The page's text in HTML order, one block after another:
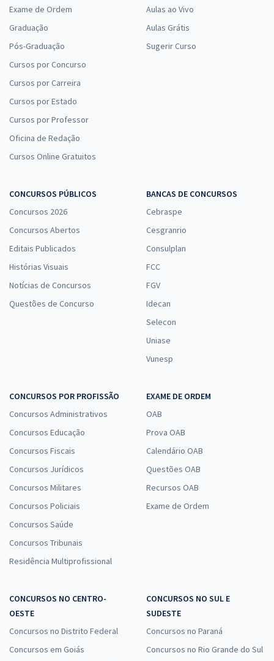
Exame de Ordem
Graduação
Pós-Graduação
Cursos por Concurso
Cursos por Carreira
Cursos por Estado
Cursos por Professor
Oficina de Redação
Cursos Online Gratuitos
Aulas ao Vivo
Aulas Grátis
Sugerir Curso
CONCURSOS PÚBLICOS
Concursos 2026
Concursos Abertos
Editais Publicados
Histórias Visuais
Notícias de Concursos
Questões de Concurso
BANCAS DE CONCURSOS
Cebraspe
Cesgranrio
Consulplan
FCC
FGV
Idecan
Selecon
Uniase
Vunesp
CONCURSOS POR PROFISSÃO
Concursos Administrativos
Concursos Educação
Concursos Fiscais
Concursos Jurídicos
Concursos Militares
Concursos Policiais
Concursos Saúde
Concursos Tribunais
Residência Multiprofissional
EXAME DE ORDEM
OAB
Prova OAB
Calendário OAB
Questões OAB
Recursos OAB
Exame de Ordem
CONCURSOS NO CENTRO-
OESTE
Concursos no Distrito Federal
Concursos em Goiás
CONCURSOS NO SUL E
SUDESTE
Concursos no Paraná
Concursos no Rio Grande do Sul